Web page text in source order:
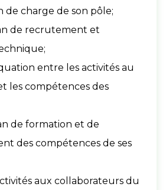
de charge de son pôle;
de recrutement et
entre les activités au
les compétences des
de formation et de
des compétences de ses
aux collaborateurs du